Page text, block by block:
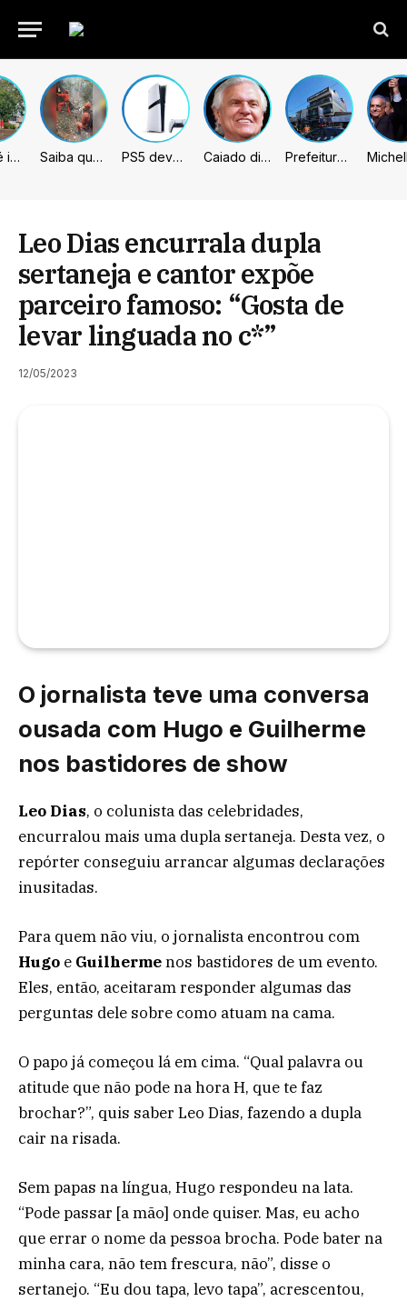
Sumaré inicia retirada de murtas para combater doença que ameaça a citricultura Saiba quem são as 4 vítimas de queda de helicóptero no Rio de Janeiro PS5 deve receber melhorias no PSSR com nova atualização de sistema Caiado diz que “governa” com emendas e julga facções terroristas Prefeitura de Sumaré inaugura nova subsede da GCM na Área Cura
Leo Dias encurrala dupla
sertaneja e cantor expõe
parceiro famoso: “Gosta de
levar linguada no c*”
12/05/2023
O jornalista teve uma conversa
ousada com Hugo e Guilherme
nos bastidores de show
Leo Dias, o colunista das celebridades,
encurralou mais uma dupla sertaneja. Desta vez, o
repórter conseguiu arrancar algumas declarações
inusitadas.
Para quem não viu, o jornalista encontrou com
Hugo e Guilhermenos bastidores de um evento.
Eles, então, aceitaram responder algumas das
perguntas dele sobre como atuam na cama.
O papo já começou lá em cima. “Qual palavra ou
atitude que não pode na hora H, que te faz
brochar?”, quis saber Leo Dias, fazendo a dupla
cair na risada.
Sem papas na língua, Hugo respondeu na lata.
“Pode passar [a mão] onde quiser. Mas, eu acho
que errar o nome da pessoa brocha. Pode bater na
minha cara, não tem frescura, não”, disse o
sertanejo. “Eu dou tapa, levo tapa”, acrescentou,